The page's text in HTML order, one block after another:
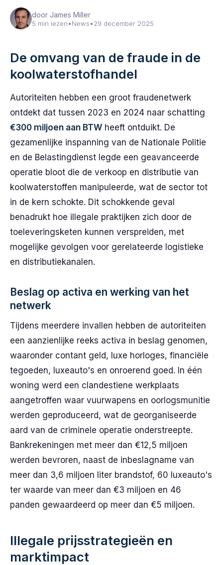
door James Miller
5 min lezen•News•29 december 2025
De omvang van de fraude in de
koolwaterstofhandel
Autoriteiten hebben een groot fraudenetwerk
ontdekt dat tussen 2023 en 2024 naar schatting
€300 miljoen aan BTW heeft ontduikt. De
gezamenlijke inspanning van de Nationale Politie
en de Belastingdienst legde een geavanceerde
operatie bloot die de verkoop en distributie van
koolwaterstoffen manipuleerde, wat de sector tot
in de kern schokte. Dit schokkende geval
benadrukt hoe illegale praktijken zich door de
toeleveringsketen kunnen verspreiden, met
mogelijke gevolgen voor gerelateerde logistieke
en distributiekanalen.
Beslag op activa en werking van het
netwerk
Tijdens meerdere invallen hebben de autoriteiten
een aanzienlijke reeks activa in beslag genomen,
waaronder contant geld, luxe horloges, financiële
tegoeden, luxeauto's en onroerend goed. In één
woning werd een clandestiene werkplaats
aangetroffen waar vuurwapens en oorlogsmunitie
werden geproduceerd, wat de georganiseerde
aard van de criminele operatie onderstreepte.
Bankrekeningen met meer dan €12,5 miljoen
werden bevroren, naast de inbeslagname van
meer dan 3,6 miljoen liter brandstof, 60 luxeauto's
ter waarde van meer dan €3 miljoen en 46
panden gewaardeerd op meer dan €5 miljoen.
Illegale prijsstrategieën en
marktimpact